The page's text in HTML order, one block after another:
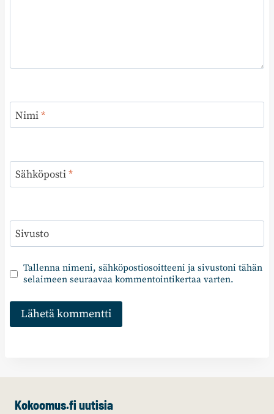
Nimi*
Sähköposti*
Sivusto
Tallenna nimeni, sähköpostiosoitteeni ja sivustoni tähän
selaimeen seuraavaa kommentointikertaa varten.
Kokoomus.fi uutisia